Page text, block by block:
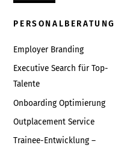
PERSONALBERATUNG
Employer Branding
Executive Search für Top-
Talente
Onboarding Optimierung
Outplacement Service
Trainee-Entwicklung –